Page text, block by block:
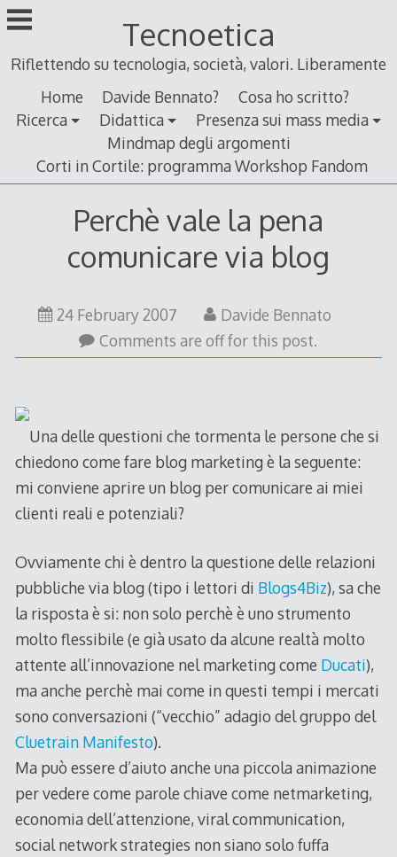
Skip
to
Tecnoetica
Riflettendo su tecnologia, società, valori. Liberamente
Home
Davide Bennato?
Cosa ho scritto?
Ricerca
Didattica
Presenza sui mass media
Mindmap degli argomenti
Corti in Cortile: programma Workshop Fandom
Perchè vale la pena
comunicare via blog
24 February 2007
February
Davide Bennato
Comments are off for this post.
Una delle questioni che tormenta le persone che si
chiedono come fare blog marketing è la seguente:
mi conviene aprire un blog per comunicare ai miei
clienti reali e potenziali?
Ovviamente chi è dentro la questione delle relazioni
pubbliche via blog (tipo i lettori di Blogs4Biz), sa che
la risposta è si: non solo perchè è uno strumento
molto flessibile (e già usato da alcune realtà molto
attente all’innovazione nel marketing come Ducati),
ma anche perchè mai come in questi tempi i mercati
sono conversazioni (“vecchio” adagio del gruppo del
Cluetrain Manifesto).
Ma può essere d’aiuto anche una piccola animazione
per vedere come parole chiave come netmarketing,
economia dell’attenzione, viral communication,
social network strategies non siano solo fuffa